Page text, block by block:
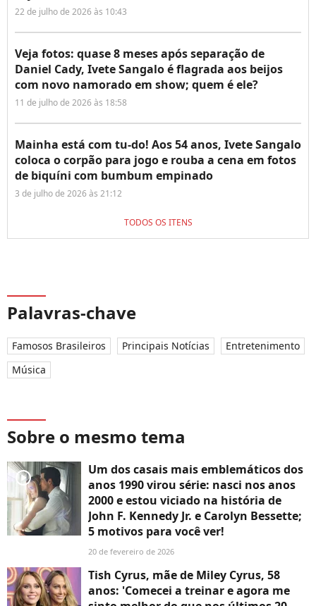
22 de julho de 2026 às 10:43
Veja fotos: quase 8 meses após separação de
Daniel Cady, Ivete Sangalo é flagrada aos beijos
com novo namorado em show; quem é ele?
11 de julho de 2026 às 18:58
Mainha está com tu-do! Aos 54 anos, Ivete Sangalo
coloca o corpão para jogo e rouba a cena em fotos
de biquíni com bumbum empinado
3 de julho de 2026 às 21:12
TODOS OS ITENS
Palavras-chave
Famosos Brasileiros Principais Notícias
Entretenimento
Música
Sobre o mesmo tema
player2
Um dos casais mais emblemáticos dos
anos 1990 virou série: nasci nos anos
2000 e estou viciado na história de
John F. Kennedy Jr. e Carolyn Bessette;
5 motivos para você ver!
20 de fevereiro de 2026
Tish Cyrus, mãe de Miley Cyrus, 58
anos: 'Comecei a treinar e agora me